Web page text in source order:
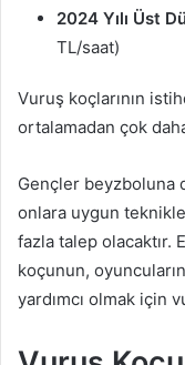
2024 Yılı Üst
TL/saat)
Vuruş koçlarının
ortalamadan çok
Gençler beyzboluna
onlara uygun
fazla talep olacaktır.
koçunun,
yardımcı olmak için